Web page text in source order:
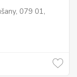
079 01,